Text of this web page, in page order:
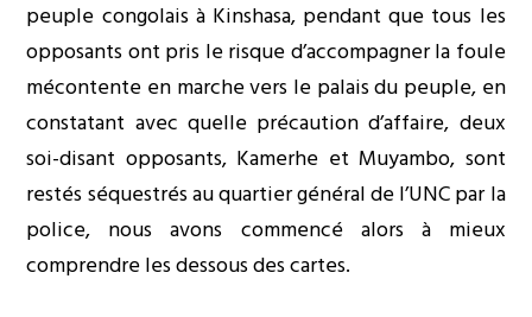
peuple congolais à Kinshasa, pendant que tous les
opposants ont pris le risque d’accompagner la foule
mécontente en marche vers le palais du peuple, en
constatant avec quelle précaution d’affaire, deux
soi-disant opposants, Kamerhe et Muyambo, sont
restés séquestrés au quartier général de l’UNC par la
police, nous avons commencé alors à mieux
comprendre les dessous des cartes.